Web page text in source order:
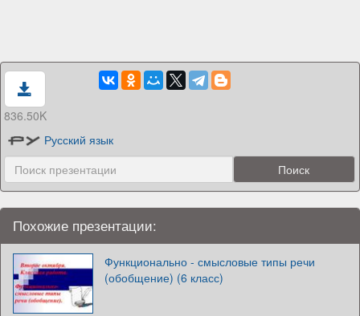
836.50K
Русский язык
Похожие презентации:
Функционально - смысловые типы речи
(обобщение) (6 класс)